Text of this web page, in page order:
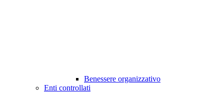
Benessere organizzativo
Enti controllati